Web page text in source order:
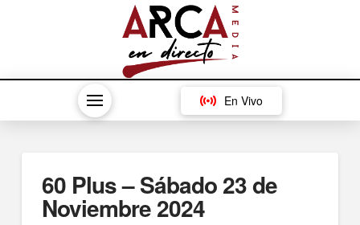
En Vivo
60 Plus – Sábado 23 de
Noviembre 2024